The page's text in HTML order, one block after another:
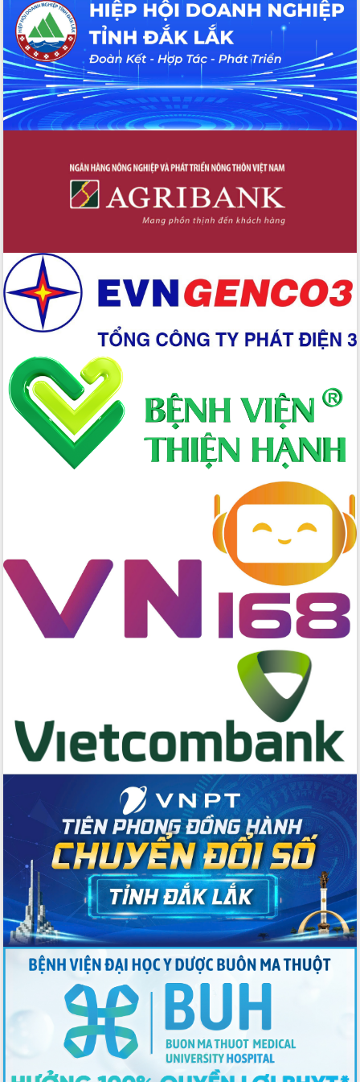
Hội thảo khoa học “Giải pháp thúc đẩy
phát triển nền kinh tế xanh tại tỉnh
Đắk Lắk”
Tăng cường giám sát, đôn đốc thực
hiện nhiệm vụ quản lý tài sản công
hàng tuần
Tháo gỡ những vướng mắc, đẩy mạnh
Đắk Lắk: Tôn vinh 46 giải pháp tại Hội
thi Sáng tạo Kỹ thuật 2024 - 2025
Đắk Lắk rà soát, điều chỉnh Đề án 190
Phó Chủ tịch UBND tỉnh Đắk Lắk
Trương Công Thái kiểm tra thực địa
Dự án cao tốc Khánh Hòa - Buôn Ma
Thuột
Định vị cà phê Việt Nam như một “di
sản sống” trong dòng chảy toàn cầu
Xây dựng nông thôn mới: Nâng cao đời
sống người dân từ những mô hình thiết
thực
Quyết liệt tháo gỡ vướng mắc, đẩy
nhanh tiến độ các dự án trọng điểm
trong Khu kinh tế Nam Phú Yên
Hòn Yến phát triển du lịch gắn với bảo
Phát động chiến dịch 30 ngày đêm
giải phóng mặt bằng Tuyến đường bộ
ven biển
Đắk Lắk nỗ lực thúc đẩy tăng trưởng
kinh tế từ 10% trở lên trong Quý
Thứ trưởng Bộ Y tế làm việc với tỉnh
Đắk Lắk về phát triển nhân lực y tế
cho trạm y tế cấp xã
Du lịch Đắk Lắk nâng tầm trải nghiệm
du khách thông qua Hệ thống cơ sở dữ
liệu và Bản đồ số
Tập huấn ứng dụng trí tuệ nhân tạo (AI)
trong thương mại điện tử năm 2026
Đoàn đại biểu Quốc hội tỉnh Đắk Lắk
trao đổi thông tin trước Kỳ họp thứ
nhất, Quốc hội khóa XVI
Quyết liệt cải cách hành chính, khơi
thông nguồn lực phát triển
Nâng cao hiệu lực, hiệu quả HĐND
tỉnh thông qua hiện đại hóa hành chính
Xã Ea Phê gắn cải cách hành chính với
chuyển đổi số
Phó Chủ tịch Thường trực UBND tỉnh
Hồ Thị Nguyên Thảo làm việc tại Trung